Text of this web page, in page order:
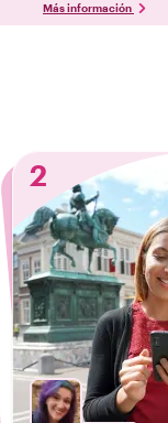
Más información
2